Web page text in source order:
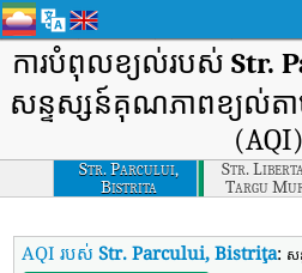
ការបំពុលខ្យល់របស់ Str.
សន្ទស្សន៍គុណភាពខ្យល់តា
(AQI)
Str. Parcului,
Bistrita
Str.
Targu
AQI របស់Str. Parcului, Bistriţa: ស